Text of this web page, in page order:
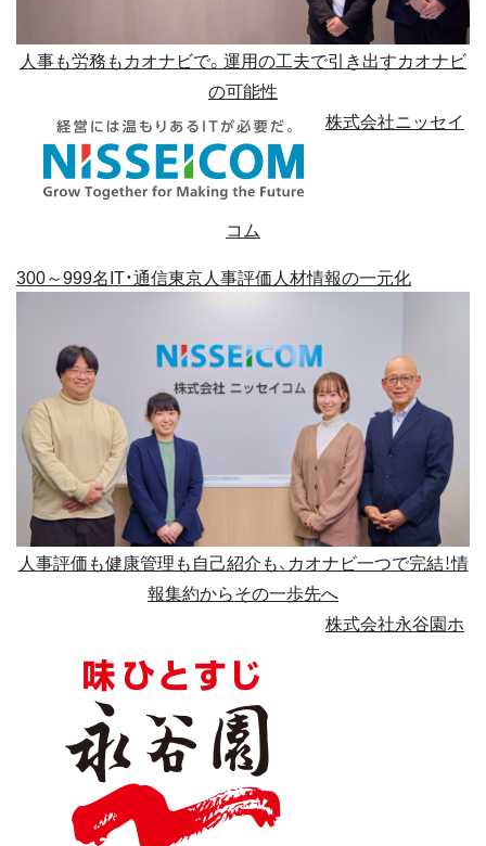
人事も労務もカオナビで。運用の工夫で引き出すカオナビ
の可能性
株式会社ニッセイ
コム
300～999名IT・通信東京人事評価人材情報の一元化
人事評価も健康管理も自己紹介も、カオナビ一つで完結！情
報集約からその一歩先へ
株式会社永谷園ホ